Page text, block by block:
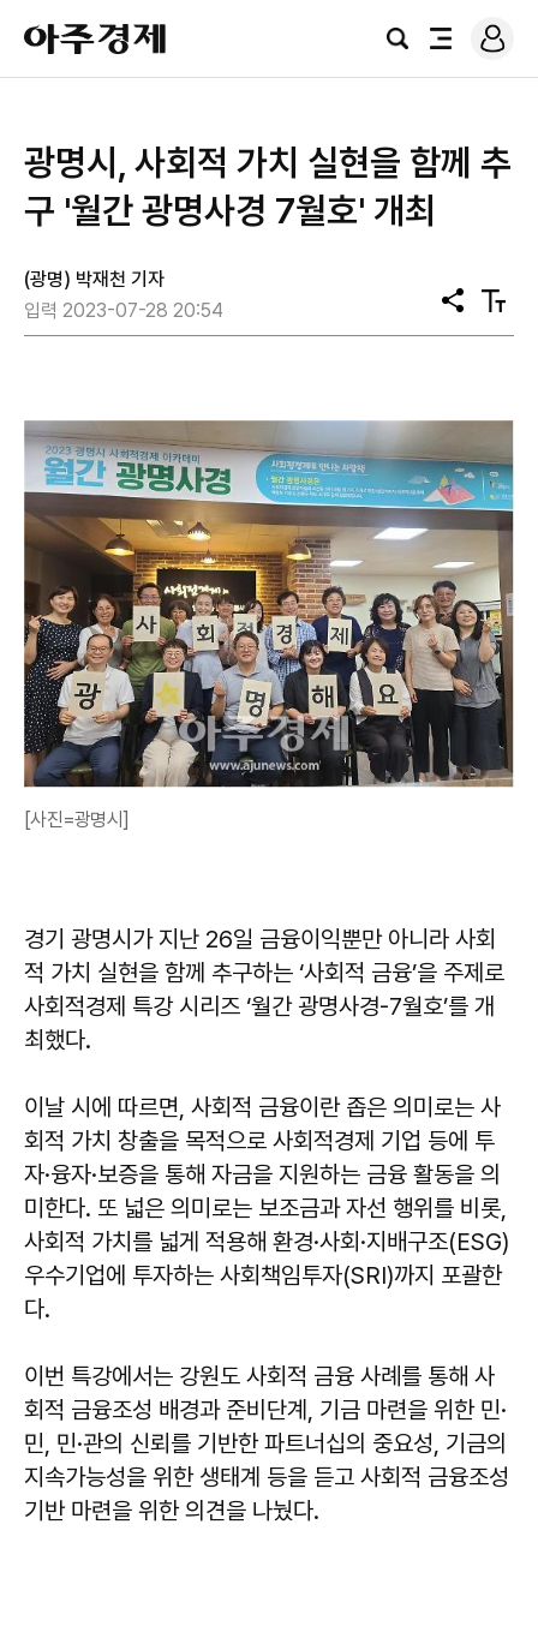
아
주
경
검
전
로
그
광명시, 사회적 가치 실현을 함께 추
구 '월간 광명사경 7월호' 개최
(광명) 박재천 기자
입력 2023-07-28 20:54
공
유
텍
스
[사진=광명시]
경기 광명시가 지난 26일 금융이익뿐만 아니라 사회
적 가치 실현을 함께 추구하는 ‘사회적 금융’을 주제로
사회적경제 특강 시리즈 ‘월간 광명사경-7월호’를 개
최했다.
이날 시에 따르면, 사회적 금융이란 좁은 의미로는 사
회적 가치 창출을 목적으로 사회적경제 기업 등에 투
자·융자·보증을 통해 자금을 지원하는 금융 활동을 의
미한다. 또 넓은 의미로는 보조금과 자선 행위를 비롯,
사회적 가치를 넓게 적용해 환경·사회·지배구조(ESG)
우수기업에 투자하는 사회책임투자(SRI)까지 포괄한
다.
이번 특강에서는 강원도 사회적 금융 사례를 통해 사
회적 금융조성 배경과 준비단계, 기금 마련을 위한 민·
민, 민·관의 신뢰를 기반한 파트너십의 중요성, 기금의
지속가능성을 위한 생태계 등을 듣고 사회적 금융조성
기반 마련을 위한 의견을 나눴다.